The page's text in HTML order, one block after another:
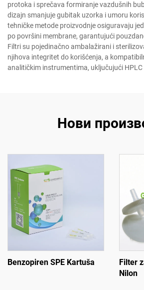
protoka i sprečava formiranje vazdušnih
dizajn smanjuje gubitak uzorka i umoru
tehničke metode proizvodnje osiguravaju
po površini membrane, garantujući
Filtri su pojedinačno ambalažirani i
njihova integritet do korišćenja, a
analitičkim instrumentima, uključujući HPLC
Нови
Benzopiren SPE Kartuša
Filter
Nilon